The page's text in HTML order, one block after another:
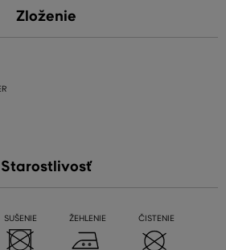
Zloženie
Starostlivosť
SUŠENIE ŽEHLENIE ČISTENIE